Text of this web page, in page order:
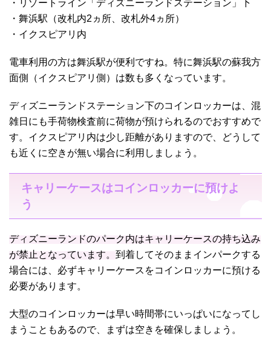
・リゾートライン「ディズニーランドステーション」下
・舞浜駅（改札内2ヵ所、改札外4ヵ所）
・イクスピアリ内
電車利用の方は舞浜駅が便利ですね。特に舞浜駅の蘇我方
面側（イクスピアリ側）は数も多くなっています。
ディズニーランドステーション下のコインロッカーは、混
雑日にも手荷物検査前に荷物が預けられるのでおすすめで
す。イクスピアリ内は少し距離がありますので、どうして
も近くに空きが無い場合に利用しましょう。
キャリーケースはコインロッカーに預けよ
う
ディズニーランドのパーク内はキャリーケースの持ち込み
が禁止となっています。 到着してそのままインパークする
場合には、必ずキャリーケースをコインロッカーに預ける
必要があります。
大型のコインロッカーは早い時間帯にいっぱいになってし
まうこともあるので、まずは空きを確保しましょう。